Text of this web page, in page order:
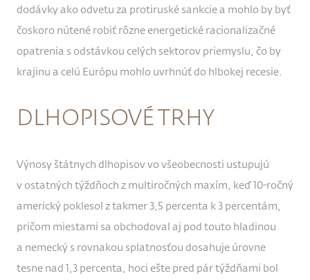
dodávky ako odvetu za protiruské sankcie a mohlo by byť
čoskoro nútené robiť rôzne energetické racionalizačné
opatrenia s odstávkou celých sektorov priemyslu, čo by
krajinu a celú Európu mohlo uvrhnúť do hlbokej recesie.
DLHOPISOVÉ TRHY
Výnosy štátnych dlhopisov vo všeobecnosti ustupujú
v ostatných týždňoch z multiročných maxím, keď 10-ročný
americký poklesol z takmer 3,5 percenta k 3 percentám,
pričom miestami sa obchodoval aj pod touto hladinou
a nemecký s rovnakou splatnosťou dosahuje úrovne
tesne nad 1,3 percenta, hoci ešte pred pár týždňami bol